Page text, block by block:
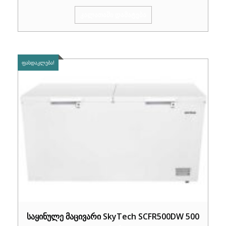
₾1,570.00.
ᲤᲐᲡᲓᲐᲙᲚᲔᲑᲐ!
საყინულე მაცივარი SkyTech SCFR500DW 500